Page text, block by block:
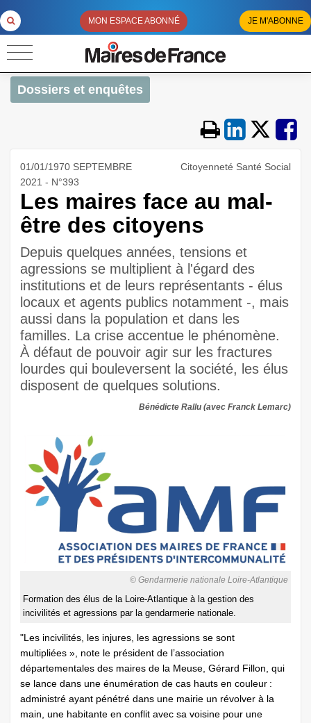
MON ESPACE ABONNÉ JE M'ABONNE
Dossiers et enquêtes
01/01/1970 SEPTEMBRE
2021 - N°393
Citoyenneté Santé Social
Les maires face au mal-
être des citoyens
Depuis quelques années, tensions et
agressions se multiplient à l'égard des
institutions et de leurs représentants - élus
locaux et agents publics notamment -, mais
aussi dans la population et dans les
familles. La crise accentue le phénomène.
À défaut de pouvoir agir sur les fractures
lourdes qui bouleversent la société, les élus
disposent de quelques solutions.
Bénédicte Rallu (avec Franck Lemarc)
© Gendarmerie nationale Loire-Atlantique
Formation des élus de la Loire-Atlantique à la gestion des
incivilités et agressions par la gendarmerie nationale.
"Les incivilités, les injures, les agressions se sont
multipliées », note le président de l’association
départementales des maires de la Meuse, Gérard Fillon, qui
se lance dans une énumération de cas hauts en couleur :
administré ayant pénétré dans une mairie un révolver à la
main, une habitante en conflit avec sa voisine pour une